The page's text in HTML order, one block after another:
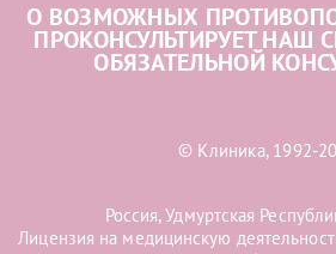
О ВОЗМОЖНЫХ
ПРОКОНСУЛЬТИРУЕТ НАШ
ОБЯЗАТЕЛЬНОЙ
© Клиника, 1992-
Россия, Удмуртская
Лицензия на медицинскую